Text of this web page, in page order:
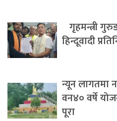
गृहमन्त्री
हिन्दूवादी
न्यून लागतमा
वन४० वर्षे
पूरा